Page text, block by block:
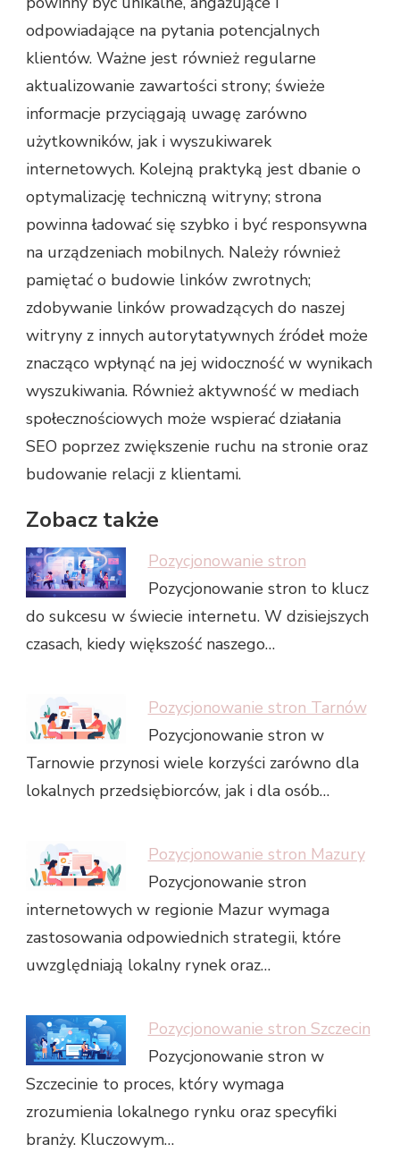
odpowiadające na pytania potencjalnych
klientów. Ważne jest również regularne
aktualizowanie zawartości strony; świeże
informacje przyciągają uwagę zarówno
użytkowników, jak i wyszukiwarek
internetowych. Kolejną praktyką jest dbanie o
optymalizację techniczną witryny; strona
powinna ładować się szybko i być responsywna
na urządzeniach mobilnych. Należy również
pamiętać o budowie linków zwrotnych;
zdobywanie linków prowadzących do naszej
witryny z innych autorytatywnych źródeł może
znacząco wpłynąć na jej widoczność w wynikach
wyszukiwania. Również aktywność w mediach
społecznościowych może wspierać działania
SEO poprzez zwiększenie ruchu na stronie oraz
budowanie relacji z klientami.
Zobacz także
Pozycjonowanie stron
Pozycjonowanie stron to klucz
do sukcesu w świecie internetu. W dzisiejszych
czasach, kiedy większość naszego…
Pozycjonowanie stron Tarnów
Pozycjonowanie stron w
Tarnowie przynosi wiele korzyści zarówno dla
lokalnych przedsiębiorców, jak i dla osób…
Pozycjonowanie stron Mazury
Pozycjonowanie stron
internetowych w regionie Mazur wymaga
zastosowania odpowiednich strategii, które
uwzględniają lokalny rynek oraz…
Pozycjonowanie stron Szczecin
Pozycjonowanie stron w
Szczecinie to proces, który wymaga
zrozumienia lokalnego rynku oraz specyfiki
branży. Kluczowym…